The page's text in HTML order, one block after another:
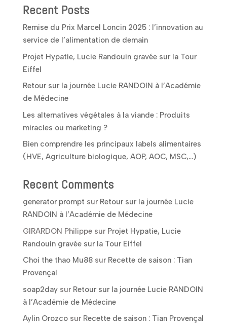
Recent Posts
Remise du Prix Marcel Loncin 2025 : l’innovation au
service de l’alimentation de demain
Projet Hypatie, Lucie Randouin gravée sur la Tour
Eiffel
Retour sur la journée Lucie RANDOIN à l’Académie
de Médecine
Les alternatives végétales à la viande : Produits
miracles ou marketing ?
Bien comprendre les principaux labels alimentaires
(HVE, Agriculture biologique, AOP, AOC, MSC,…)
Recent Comments
generator prompt sur Retour sur la journée Lucie
RANDOIN à l’Académie de Médecine
GIRARDON Philippesur Projet Hypatie, Lucie
Randouin gravée sur la Tour Eiffel
Choi the thao Mu88sur Recette de saison : Tian
Provençal
soap2daysur Retour sur la journée Lucie RANDOIN
à l’Académie de Médecine
Aylin Orozcosur Recette de saison : Tian Provençal